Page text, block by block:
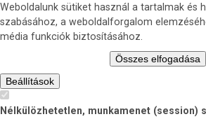
Weboldalunk sütiket használ a tartalmak és
szabásához, a weboldalforgalom
média funkciók biztosításához.
Összes elfogadása
Beállítások
Nélkülözhetetlen, munkamenet (session)